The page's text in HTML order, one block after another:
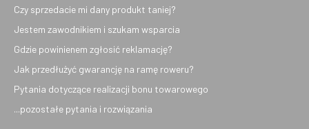
Czy sprzedacie mi dany produkt taniej?
Jestem zawodnikiem i szukam wsparcia
Gdzie powinienem zgłosić reklamację?
Jak przedłużyć gwarancję na ramę roweru?
Pytania dotyczące realizacji bonu towarowego
...pozostałe pytania i rozwiązania